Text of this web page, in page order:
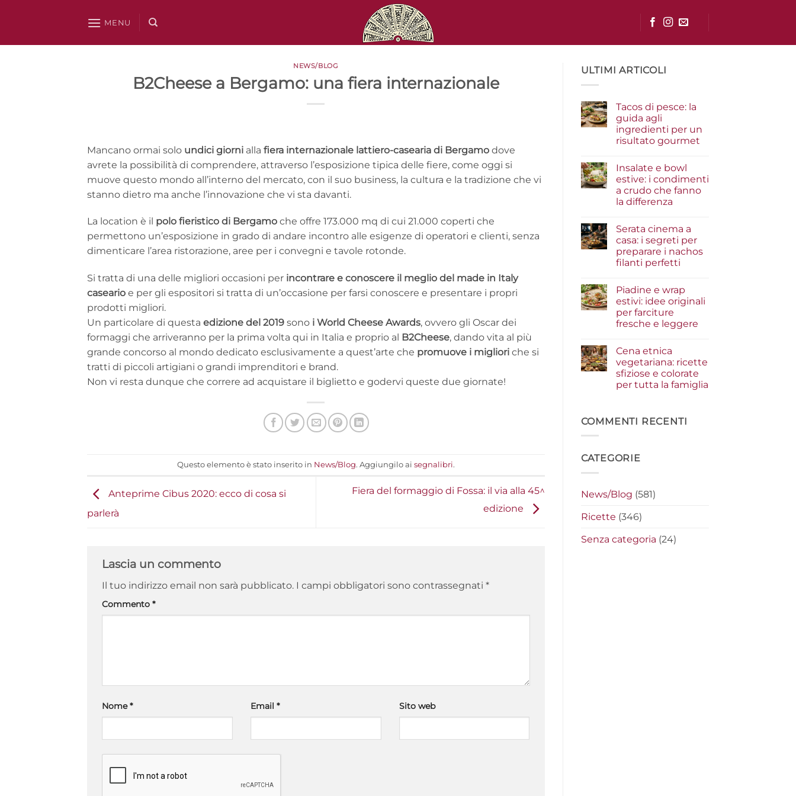
MENU
NEWS/BLOG
B2Cheese a Bergamo: una fiera internazionale
Mancano ormai solo undici giorni alla fiera internazionale lattiero-casearia di Bergamo dove
avrete la possibilità di comprendere, attraverso l’esposizione tipica delle fiere, come oggi si
muove questo mondo all’interno del mercato, con il suo business, la cultura e la tradizione che vi
stanno dietro ma anche l’innovazione che vi sta davanti.
La location è il polo fieristico di Bergamo che offre 173.000 mq di cui 21.000 coperti che
permettono un’esposizione in grado di andare incontro alle esigenze di operatori e clienti, senza
dimenticare l’area ristorazione, aree per i convegni e tavole rotonde.
Si tratta di una delle migliori occasioni per incontrare e conoscere il meglio del made in Italy
caseario e per gli espositori si tratta di un’occasione per farsi conoscere e presentare i propri
prodotti migliori.
Un particolare di questa edizione del 2019 sono i World Cheese Awards, ovvero gli Oscar dei
formaggi che arriveranno per la prima volta qui in Italia e proprio al B2Cheese, dando vita al più
grande concorso al mondo dedicato esclusivamente a quest’arte che promuove i migliori che si
tratti di piccoli artigiani o grandi imprenditori e brand.
Non vi resta dunque che correre ad acquistare il biglietto e godervi queste due giornate!
Questo elemento è stato inserito in News/Blog. Aggiungilo ai segnalibri.
Anteprime Cibus 2020: ecco di cosa si
parlerà
Fiera del formaggio di Fossa: il via alla 45^
edizione
Lascia un commento
Il tuo indirizzo email non sarà pubblicato. I campi obbligatori sono contrassegnati *
Commento *
Nome* Email * Sito web
ULTIMI ARTICOLI
Tacos di pesce: la
guida agli
ingredienti per un
risultato gourmet
su
Tacos
di
pesce:
la
guida
per
un
risultato
gourmet
Insalate e bowl
estive: i condimenti
a crudo che fanno
la differenza
su
e
bowl
estive:
crudo
che
fanno
la
differenza
Serata cinema a
casa: i segreti per
preparare i nachos
filanti perfetti
su
Serata
cinema
a
casa:
preparare
i
nachos
filanti
perfetti
Piadine e wrap
estivi: idee originali
per farciture
fresche e leggere
su
e
wrap
estivi:
idee
fresche
e
Cena etnica
vegetariana: ricette
sfiziose e colorate
per tutta la famiglia
Cena
etnica
e
famiglia
COMMENTI RECENTI
CATEGORIE
News/Blog (581)
Ricette (346)
Senza categoria (24)